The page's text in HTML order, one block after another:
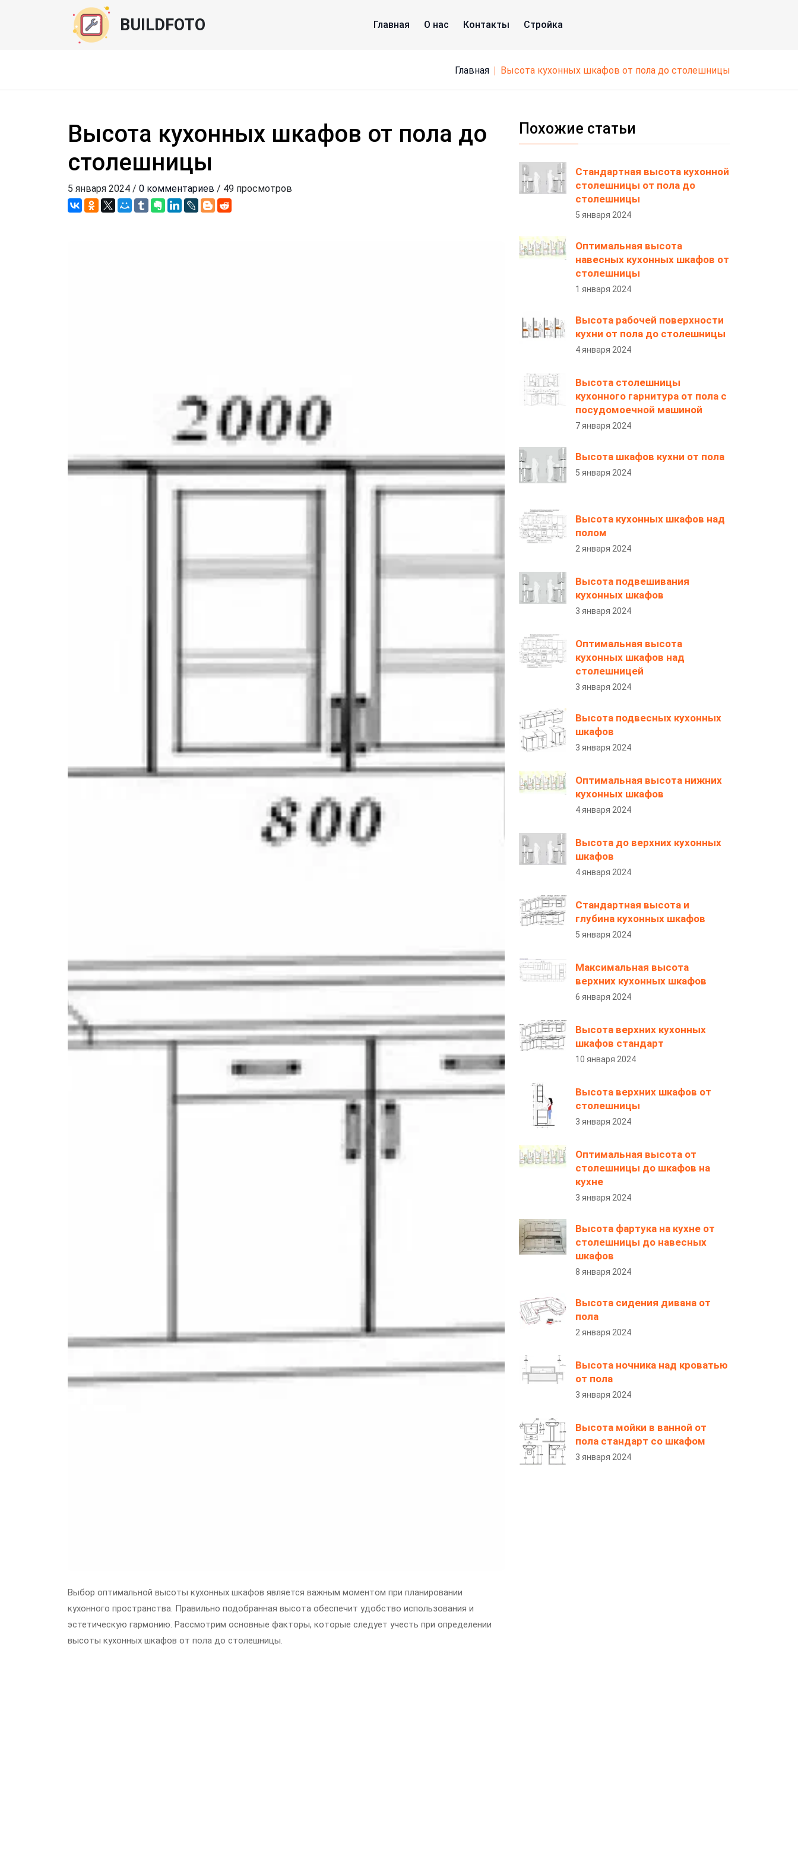
BUILDFOTO Главная О нас Контакты Стройка
Главная высота кухонных шкафов от пола до столешницы
Высота кухонных шкафов от пола до
столешницы
5 января 2024 / 0 комментариев / 49 просмотров
Выбор оптимальной высоты кухонных шкафов является важным моментом при планировании
кухонного пространства. Правильно подобранная высота обеспечит удобство использования и
эстетическую гармонию. Рассмотрим основные факторы, которые следует учесть при определении
высоты кухонных шкафов от пола до столешницы.
Похожие статьи
Стандартная высота кухонной
столешницы от пола до
столешницы
5 января 2024
Оптимальная высота
навесных кухонных шкафов от
столешницы
1 января 2024
Высота рабочей поверхности
кухни от пола до столешницы
4 января 2024
Высота столешницы
кухонного гарнитура от пола с
посудомоечной машиной
7 января 2024
Высота шкафов кухни от пола
5 января 2024
Высота кухонных шкафов над
полом
2 января 2024
Высота подвешивания
кухонных шкафов
3 января 2024
Оптимальная высота
кухонных шкафов над
столешницей
3 января 2024
Высота подвесных кухонных
шкафов
3 января 2024
Оптимальная высота нижних
кухонных шкафов
4 января 2024
Высота до верхних кухонных
шкафов
4 января 2024
Стандартная высота и
глубина кухонных шкафов
5 января 2024
Максимальная высота
верхних кухонных шкафов
6 января 2024
Высота верхних кухонных
шкафов стандарт
10 января 2024
Высота верхних шкафов от
столешницы
3 января 2024
Оптимальная высота от
столешницы до шкафов на
кухне
3 января 2024
Высота фартука на кухне от
столешницы до навесных
шкафов
8 января 2024
Высота сидения дивана от
пола
2 января 2024
Высота ночника над кроватью
от пола
3 января 2024
Высота мойки в ванной от
пола стандарт со шкафом
3 января 2024